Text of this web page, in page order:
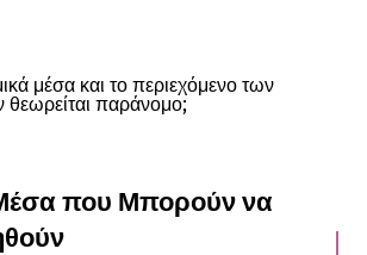
μέσα και το περιεχόμενο των
θεωρείται παράνομο;
που Μπορούν να